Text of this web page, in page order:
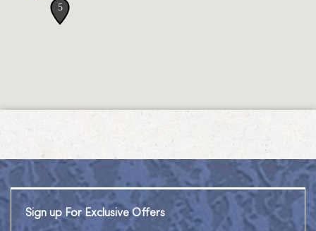
Sign up For Exclusive Offers